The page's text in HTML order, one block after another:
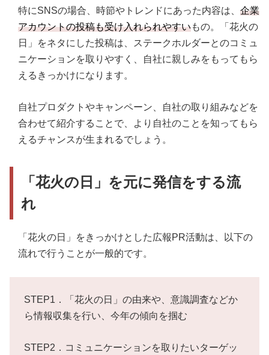
特にSNSの場合、時節やトレンドにあった内容は、 企業
アカウントの投稿も受け入れられやすいもの。「花火の
日」をネタにした投稿は、ステークホルダーとのコミュ
ニケーションを取りやすく、自社に親しみをもってもら
えるきっかけになります。
自社プロダクトやキャンペーン、自社の取り組みなどを
合わせて紹介することで、より自社のことを知ってもら
えるチャンスが生まれるでしょう。
「花火の日」を元に発信をする流
れ
「花火の日」をきっかけとした広報PR活動は、以下の
流れで行うことが一般的です。
STEP1．「花火の日」の由来や、意識調査などか
ら情報収集を行い、今年の傾向を掴む
STEP2．コミュニケーションを取りたいターゲッ